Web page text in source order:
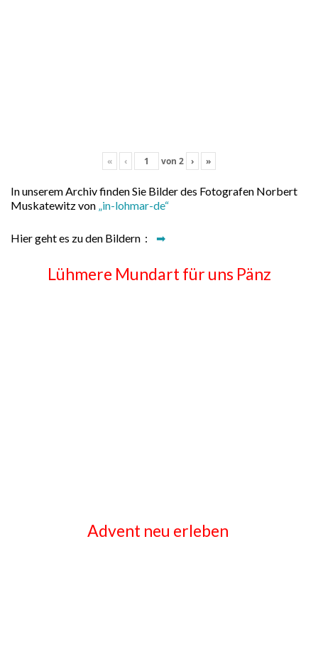
« ‹ von 2 › »
In unserem Archiv finden Sie Bilder des Fotografen Norbert
Muskatewitz von „in-lohmar-de“
Hier geht es zu den Bildern : ➡
Lühmere Mundart für uns Pänz
Advent neu erleben